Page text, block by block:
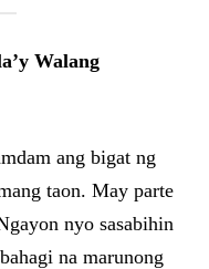
Walang
ang bigat ng
taon. May parte
nyo sasabihin
na marunong